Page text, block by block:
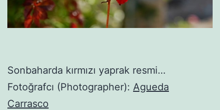
Sonbaharda kırmızı yaprak resmi…
Fotoğrafcı (Photographer): Agueda
Carrasco